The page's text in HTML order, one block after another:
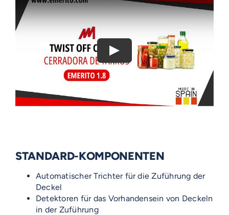
STANDARD-KOMPONENTEN
Automatischer Trichter für die Zuführung der
Deckel
Detektoren für das Vorhandensein von Deckeln
in der Zuführung